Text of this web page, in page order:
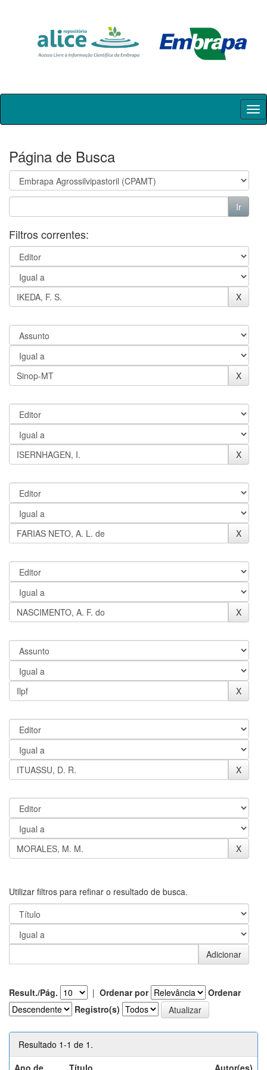
Skip
Página de Busca
Filtros correntes:
Utilizar filtros para refinar o resultado de busca.
Result./Pág. | Ordenar por
Ordenar
Registro(s)
Resultado 1-1 de 1.
Ano de
Título Autor(es)